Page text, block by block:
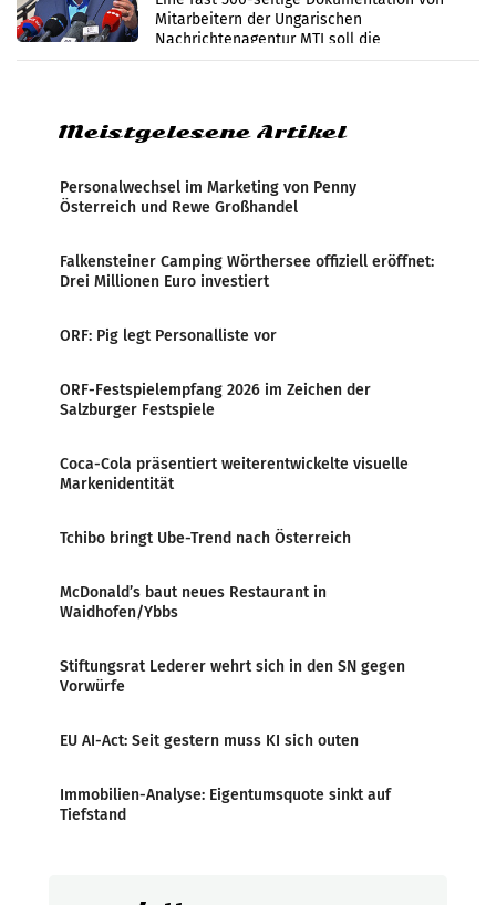
Mitarbeitern der Ungarischen
Nachrichtenagentur MTI soll die
systematische Nachrichten-Manipulation und
Meistgelesene Artikel
Personalwechsel im Marketing von Penny
Österreich und Rewe Großhandel
Falkensteiner Camping Wörthersee offiziell eröffnet:
Drei Millionen Euro investiert
ORF: Pig legt Personalliste vor
ORF-Festspielempfang 2026 im Zeichen der
Salzburger Festspiele
Coca-Cola präsentiert weiterentwickelte visuelle
Markenidentität
Tchibo bringt Ube-Trend nach Österreich
McDonald’s baut neues Restaurant in
Waidhofen/Ybbs
Stiftungsrat Lederer wehrt sich in den SN gegen
Vorwürfe
EU AI-Act: Seit gestern muss KI sich outen
Immobilien-Analyse: Eigentumsquote sinkt auf
Tiefstand